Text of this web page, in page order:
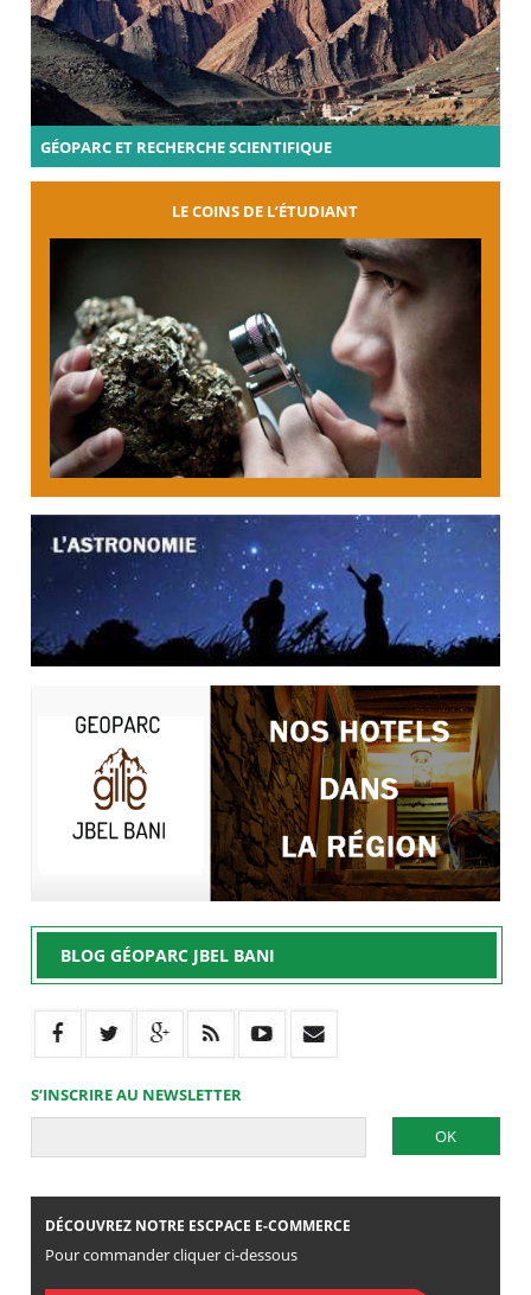
GÉOPARC ET RECHERCHE SCIENTIFIQUE
LE COINS DE L’ÉTUDIANT
BLOG GÉOPARC JBEL BANI
S’INSCRIRE AU NEWSLETTER
DÉCOUVREZ NOTRE ESCPACE E-COMMERCE
Pour commander cliquer ci-dessous